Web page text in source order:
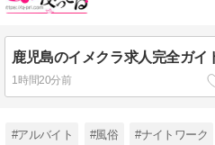
1時間20分前
#アルバイト #風俗 #ナイトワーク